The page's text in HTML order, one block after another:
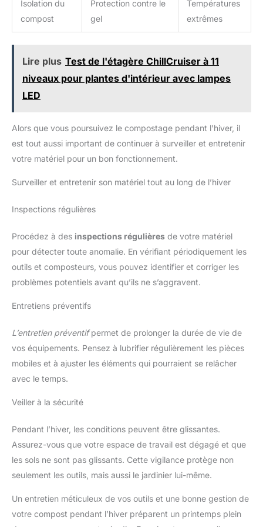
compost. FERTILIGENE S'ENGAGE DANS UNE DEMARCHE
naturels, sélectionnés par nos soins. Il ne contient pas de
matière animale mais un mélange d'ingrédients végétaux et
les sols. Il a été élaboré en France par notre équipe R&D et
produit en Allemagne. Nos étuits intègrent 40 % de plastique
recyclé et sont recyclables.
Isolation du
compost
Protection contre le
gel
Températures
extrêmes
Lire plus Test de l'étagère ChillCruiser à 11
niveaux pour plantes d'intérieur avec lampes
LED
Alors que vous poursuivez le compostage pendant l’hiver, il
est tout aussi important de continuer à surveiller et entretenir
votre matériel pour un bon fonctionnement.
Surveiller et entretenir son matériel tout au long de l’hiver
Inspections régulières
Procédez à des inspections régulières de votre matériel
pour détecter toute anomalie. En vérifiant périodiquement les
outils et composteurs, vous pouvez identifier et corriger les
problèmes potentiels avant qu’ils ne s’aggravent.
Entretiens préventifs
L’entretien préventifpermet de prolonger la durée de vie de
vos équipements. Pensez à lubrifier régulièrement les pièces
mobiles et à ajuster les éléments qui pourraient se relâcher
avec le temps.
Veiller à la sécurité
Pendant l’hiver, les conditions peuvent être glissantes.
Assurez-vous que votre espace de travail est dégagé et que
les sols ne sont pas glissants. Cette vigilance protège non
seulement les outils, mais aussi le jardinier lui-même.
Un entretien méticuleux de vos outils et une bonne gestion de
votre compost pendant l’hiver préparent un printemps plein